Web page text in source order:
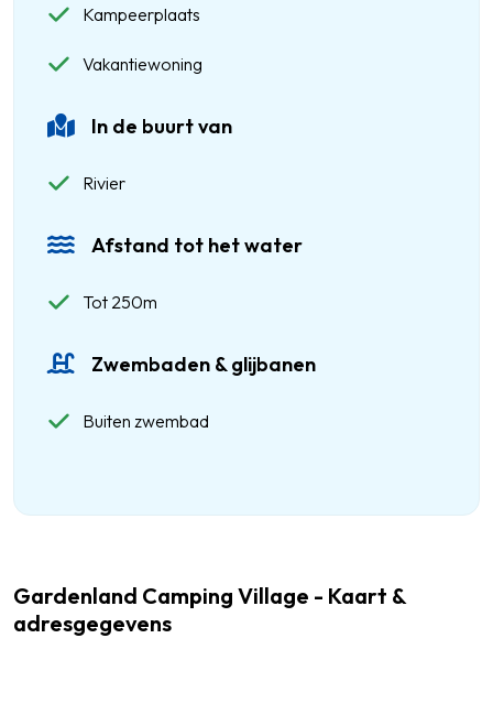
Kampeerplaats
Vakantiewoning
In de buurt van
Rivier
Afstand tot het water
Tot 250m
Zwembaden & glijbanen
Buiten zwembad
Gardenland Camping Village - Kaart &
adresgegevens